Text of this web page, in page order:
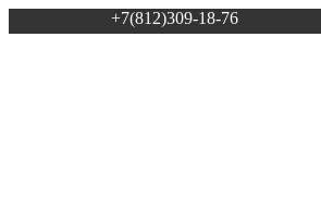
+7(812)309-18-76